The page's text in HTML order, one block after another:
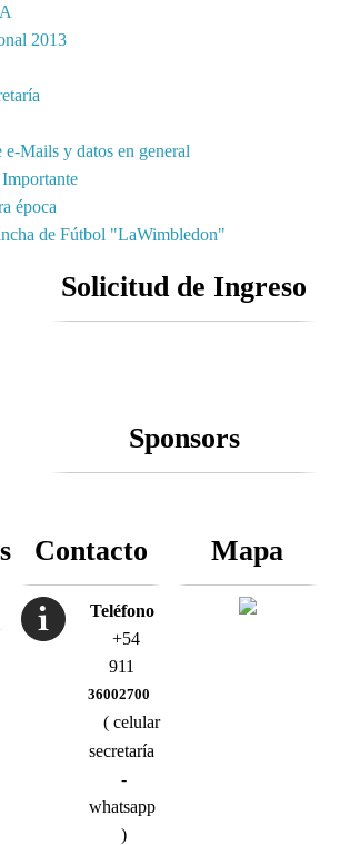
2013
Mails y datos en general
época
de Fútbol "LaWimbledon"
Solicitud de Ingreso
Sponsors
Contacto
Teléfono
+54
911
36002700
( celular
secretaría
-
whatsapp
)
Mapa